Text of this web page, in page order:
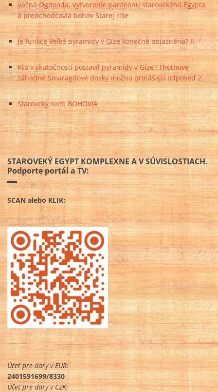
Večná Ogdoada: Vytvorenie panteónu starovekého Egypta
a predchodcovia bohov Starej ríše
Je funkce Velké pyramidy v Gíze konečně objasněna? II.
Kto v skutočnosti postavil pyramídy v Gíze? Thothove
záhadné Smaragdové dosky možno prinášajú odpoveď 2
Staroveký svet: BOHOVIA
STAROVEKÝ EGYPT KOMPLEXNE A V SÚVISLOSTIACH.
Podporte portál a TV:
SCAN alebo KLIK:
Účet pre dary v EUR:
2401591699/8330
Účet pre dary v CZK: